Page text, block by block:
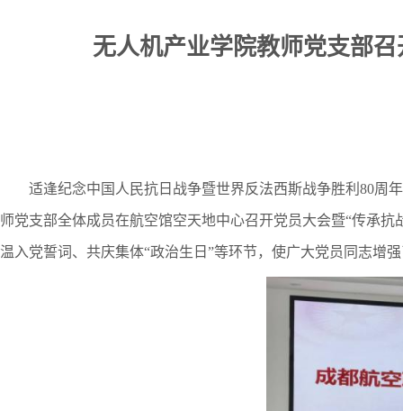
无人机产业学院教师党支部
适逢纪念中国人民抗日战争暨世界反法西斯战争胜利 80周
师党支部全体成员在航空馆空天地中心召开党员大会暨“传承
温入党誓词、 共庆集体“政治生日”等环节，使广大党员同志增